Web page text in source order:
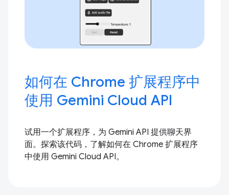
如何在 Chrome 扩展程序中
使用 Gemini Cloud API
试用一个扩展程序，为 Gemini API 提供聊天界
面。探索该代码，了解如何在 Chrome 扩展程序
中使用 Gemini Cloud API。